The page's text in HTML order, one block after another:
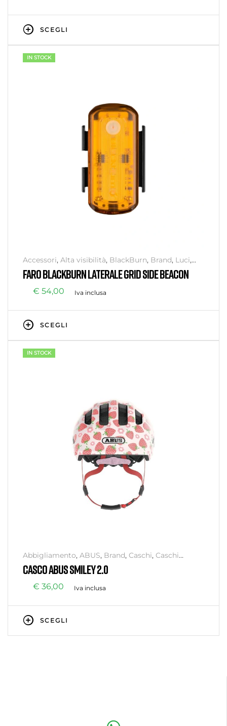
SCEGLI
IN STOCK
Accessori, Alta visibilità, BlackBurn, Brand, Luci,
Senza categoria,Sicurezza
FARO BLACKBURN LATERALE GRID SIDE BEACON
€ 54,00 Iva inclusa
SCEGLI
IN STOCK
Abbigliamento, ABUS, Brand, Caschi, Caschi
Bambino,Senza categoria
CASCO ABUS SMILEY 2.0
€ 36,00 Iva inclusa
SCEGLI